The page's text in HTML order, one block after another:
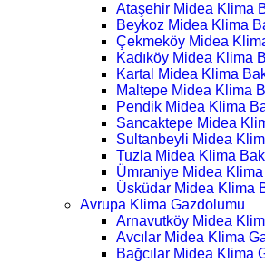
Ataşehir Midea Klima
Beykoz Midea Klima
Çekmeköy Midea
Kadıköy Midea Klima
Kartal Midea Klima
Maltepe Midea Klima
Pendik Midea Klima
Sancaktepe Midea
Sultanbeyli Midea
Tuzla Midea Klima
Ümraniye Midea Klima
Üsküdar Midea Klima
Avrupa Klima Gazdolumu
Arnavutköy Midea
Avcılar Midea Klima
Bağcılar Midea Klima